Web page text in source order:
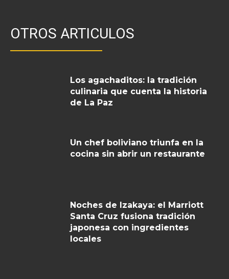
OTROS ARTICULOS
Los agachaditos: la tradición
culinaria que cuenta la historia
de La Paz
Un chef boliviano triunfa en la
cocina sin abrir un restaurante
Noches de Izakaya: el Marriott
Santa Cruz fusiona tradición
japonesa con ingredientes
locales